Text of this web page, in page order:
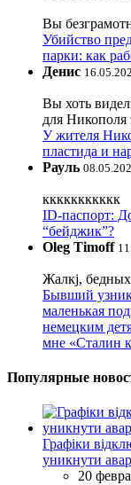
Вы
Убийство
парки: как
Денис
Вы хоть
для Никополя
У жителя
пластида и
Рауль
ккккккккккк
ID-паспорт:
“бейджик”?
Oleg Timoff
Жалкj, бедных
Бывший
маленькая
немецким
мне «Сталин
Популярные
Графіки
уникнути
20